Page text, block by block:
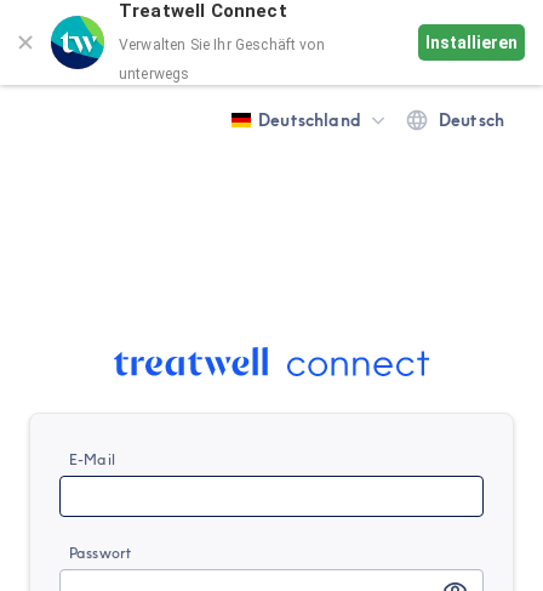
Treatwell Connect
Verwalten Sie Ihr Geschäft von
unterwegs
Installieren
Deutschland Deutsch
E-Mail
Passwort